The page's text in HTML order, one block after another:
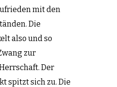
mit den
Die
also und so
zur
Der
spitzt sich zu. Die